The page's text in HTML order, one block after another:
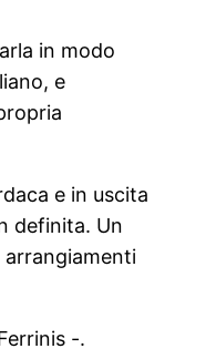
in modo
e
e in uscita
definita. Un
-.